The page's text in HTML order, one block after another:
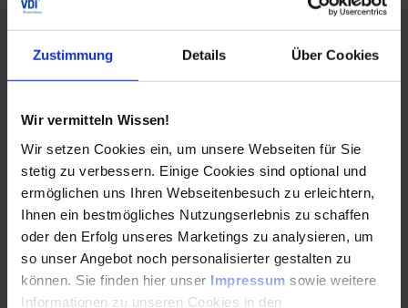
Zustimmung Details Über Cookies
Wir vermitteln Wissen!
Wir setzen Cookies ein, um unsere Webseiten für Sie
stetig zu verbessern. Einige Cookies sind optional und
ermöglichen uns Ihren Webseitenbesuch zu erleichtern,
Ihnen ein bestmögliches Nutzungserlebnis zu schaffen
oder den Erfolg unseres Marketings zu analysieren, um
so unser Angebot noch personalisierter gestalten zu
können. Sie finden hier unser Impressum sowie weitere
Informationen zu unseren Cookies in den
Leichtbau: Innovative Materialien und
Fertigungsprozesse für CO2-Reduktion und
Effizienzsteigerung
Recycling zur Verbesserung der Materialqualität
Biobasierte Werkstoffe: Lignin und biobasierte
Kunststoffe für nachhaltigere Fahrzeugteile
Elektroantriebe: Werkstoffe und Technologien für
langlebige, leistungsfähige Batterien und E-Antriebe
Digitale Zukunft: KI-Design und intelligente
Prozessüberwachung für eine ressourcenschonende